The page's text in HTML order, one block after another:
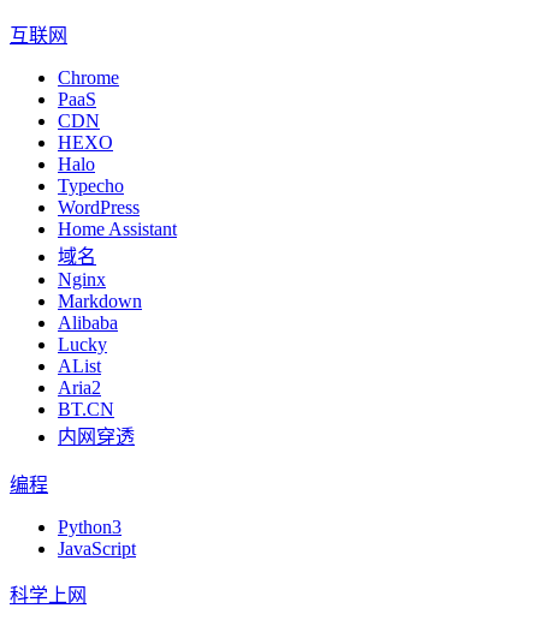
互联网
Chrome
PaaS
CDN
HEXO
Halo
Typecho
WordPress
Home Assistant
域名
Nginx
Markdown
Alibaba
Lucky
AList
Aria2
BT.CN
内网穿透
编程
Python3
JavaScript
科学上网